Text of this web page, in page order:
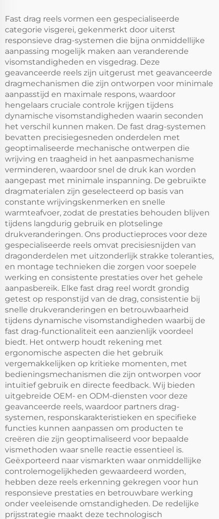
Fast drag reels vormen een gespecialiseerde
categorie visgerei, gekenmerkt door uiterst
responsieve drag-systemen die bijna onmiddellijke
aanpassing mogelijk maken aan veranderende
visomstandigheden en visgedrag. Deze
geavanceerde reels zijn uitgerust met geavanceerde
dragmechanismen die zijn ontworpen voor minimale
aanpasstijd en maximale respons, waardoor
hengelaars cruciale controle krijgen tijdens
dynamische visomstandigheden waarin seconden
het verschil kunnen maken. De fast drag-systemen
bevatten precisiegesneden onderdelen met
geoptimaliseerde mechanische ontwerpen die
wrijving en traagheid in het aanpasmechanisme
verminderen, waardoor snel de druk kan worden
aangepast met minimale inspanning. De gebruikte
dragmaterialen zijn geselecteerd op basis van
constante wrijvingskenmerken en snelle
warmteafvoer, zodat de prestaties behouden blijven
tijdens langdurig gebruik en plotselinge
drukveranderingen. Ons productieproces voor deze
gespecialiseerde reels omvat precisiesnijden van
dragonderdelen met uitzonderlijk strakke toleranties,
en montage technieken die zorgen voor soepele
werking en consistente prestaties over het gehele
aanpasbereik. Elke fast drag reel wordt grondig
getest op responstijd van de drag, consistentie bij
snelle drukveranderingen en betrouwbaarheid
tijdens dynamische visomstandigheden waarbij de
fast drag-functionaliteit een aanzienlijk voordeel
biedt. Het ontwerp houdt rekening met
ergonomische aspecten die het gebruik
vergemakkelijken op kritieke momenten, met
bedieningsmechanismen die zijn ontworpen voor
intuïtief gebruik en directe feedback. Wij bieden
uitgebreide OEM- en ODM-diensten voor deze
geavanceerde reels, waardoor partners drag-
systemen, responskarakteristieken en specifieke
functies kunnen aanpassen om producten te
creëren die zijn geoptimaliseerd voor bepaalde
vismethoden waar snelle reactie essentieel is.
Geëxporteerd naar vismarkten waar onmiddellijke
controlemogelijkheden gewaardeerd worden,
hebben deze reels erkenning gekregen voor hun
responsieve prestaties en betrouwbare werking
onder veeleisende omstandigheden. De redelijke
prijsstrategie maakt deze technologisch